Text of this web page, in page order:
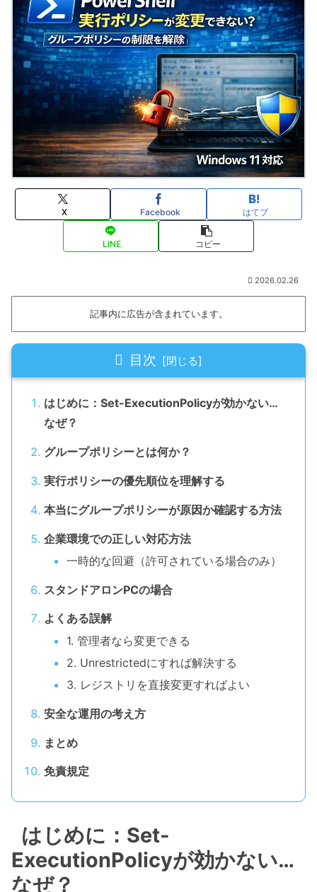
X Facebook はてブ
LINE コピー
2026.02.26
記事内に広告が含まれています。
目次
はじめに：Set-ExecutionPolicyが効かない…
なぜ？
グループポリシーとは何か？
実行ポリシーの優先順位を理解する
本当にグループポリシーが原因か確認する方法
企業環境での正しい対応方法
一時的な回避（許可されている場合のみ）
スタンドアロンPCの場合
よくある誤解
1. 管理者なら変更できる
2. Unrestrictedにすれば解決する
3. レジストリを直接変更すればよい
安全な運用の考え方
まとめ
免責規定
はじめに：Set-
ExecutionPolicyが効かない…
なぜ？